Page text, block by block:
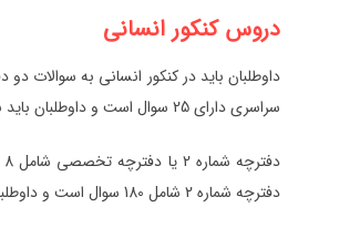
دروس کنکور انسانی
سراسری دارای 25 سوال است و داوطلبان باید به 100 سوال این دفترچه در مدت زمان 75 دقیقه پاسخ دهند.
دفترچه شماره 2 شامل 180 سوال است و داوطلبان باید در مدت زمان 165 دقیقه به سوالات این درس پاسخ دهند.